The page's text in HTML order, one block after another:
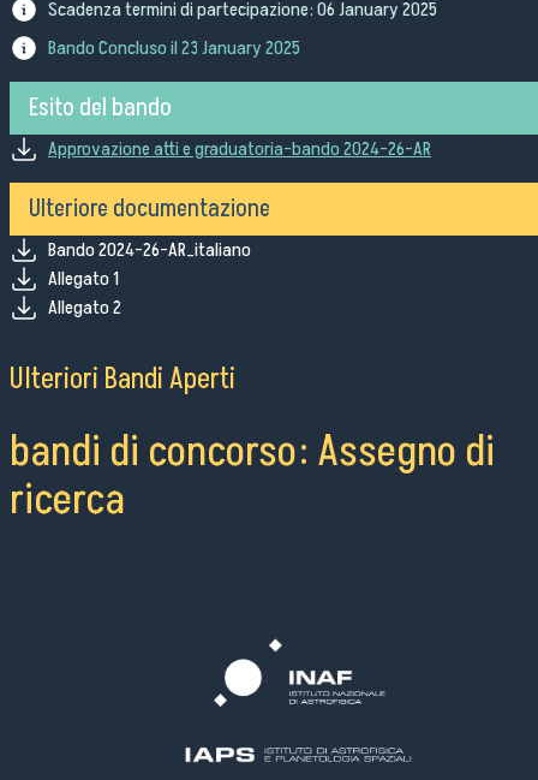
Scadenza termini di partecipazione:06 January 2025
Bando Concluso il23 January 2025
Esito del bando
Approvazione atti e graduatoria-bando 2024-26-AR
Ulteriore documentazione
Bando 2024-26-AR_italiano
Allegato 1
Allegato 2
Ulteriori Bandi Aperti
bandi di concorso: Assegno di
ricerca
Elenchi del personale
Ordini e Determine
Progetti di investimento pubblico
Automatizzazione delle procedure
Consulenti e collaboratori